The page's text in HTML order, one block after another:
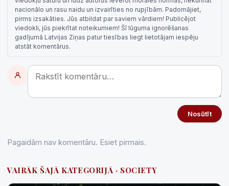
nacionālo un rasu naidu un izvairīties no rupjībām. Padomājiet,
pirms izsakāties. Jūs atbildat par saviem vārdiem! Publicējot
viedokli, jūs piekrītat noteikumiem! Šī lūguma ignorēšanas
gadījumā Latvijas Ziņas patur tiesības liegt lietotājam iespēju
atstāt komentārus.
Nosūtīt
Pagaidām nav komentāru. Esiet pirmais.
VAIRĀK ŠAJĀ KATEGORIJĀ · SOCIETY